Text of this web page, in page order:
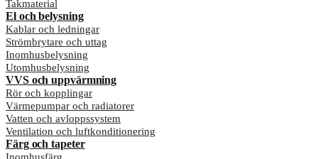
Takmaterial
El och belysning
Kablar och ledningar
Strömbrytare och uttag
Inomhusbelysning
Utomhusbelysning
VVS och uppvärmning
Rör och kopplingar
Värmepumpar och radiatorer
Vatten och avloppssystem
Ventilation och luftkonditionering
Färg och tapeter
Inomhusfärg